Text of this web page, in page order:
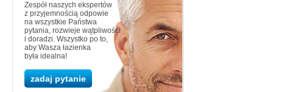
Zespół naszych ekspertów
z przyjemnością odpowie
na wszystkie Państwa
pytania, rozwieje wątpliwości
i doradzi. Wszystko po to,
aby Wasza łazienka
była idealna!
zadaj pytanie